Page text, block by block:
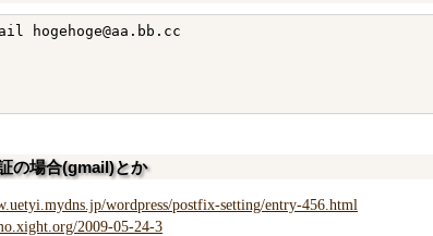
hogehoge@aa.bb.cc
の場合(gmail)とか
wordpress/postfix-setting/entry-456.html
2009-05-24-3